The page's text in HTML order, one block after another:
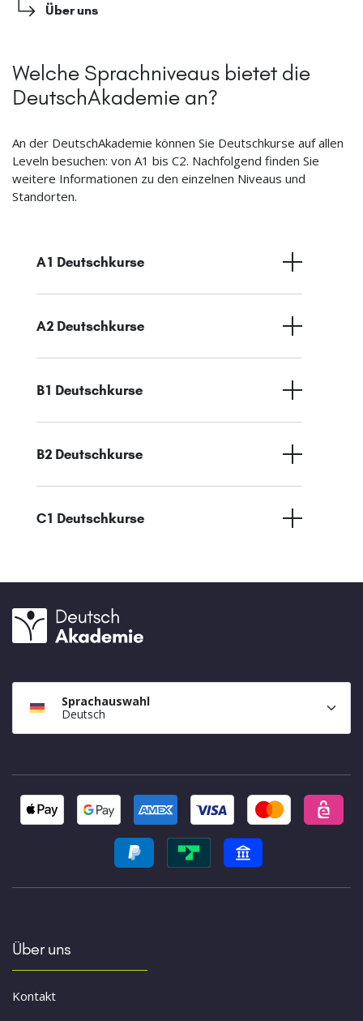
Über uns
Welche Sprachniveaus bietet die
DeutschAkademie an?
An der DeutschAkademie können Sie Deutschkurse auf allen
Leveln besuchen: von A1 bis C2. Nachfolgend finden Sie
weitere Informationen zu den einzelnen Niveaus und
Standorten.
A1 Deutschkurse
A2 Deutschkurse
B1 Deutschkurse
B2 Deutschkurse
C1 Deutschkurse
Sprachauswahl
Deutsch
Über uns
Kontakt